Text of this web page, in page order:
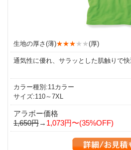
生地の厚さ(薄)★★★★★(厚)
通気性に優れ、サラッとした肌触りで快
カラー種別:11カラー
サイズ:110～7XL
アラボー価格
1,650円→ 1,073円〜(35%OFF)